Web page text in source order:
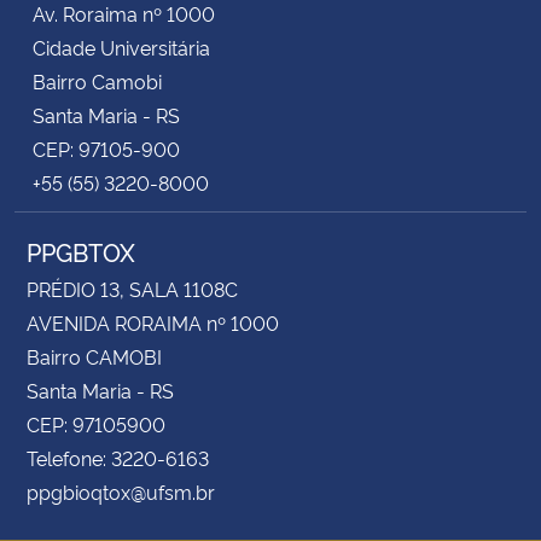
Secretaria-Geral
Secretaria de Governo
Gabinete de Segurança Institucional
Advocacia-Geral da União
Av. Roraima nº 1000
Cidade Universitária
Bairro Camobi
Santa Maria - RS
CEP: 97105-900
+55 (55) 3220-8000
PPGBTOX
PRÉDIO 13, SALA 1108C
AVENIDA RORAIMA nº 1000
Bairro CAMOBI
Santa Maria - RS
CEP: 97105900
Telefone: 3220-6163
ppgbioqtox@ufsm.br